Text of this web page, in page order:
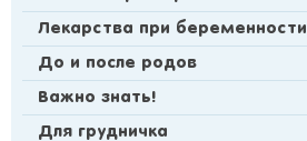
Лекарства при беременности
До и после родов
Важно знать!
Для грудничка